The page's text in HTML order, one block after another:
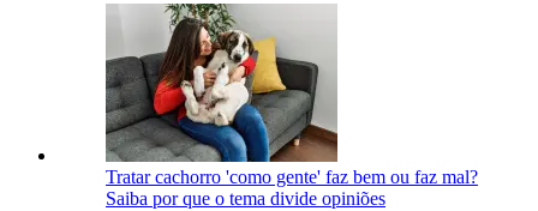
Tratar cachorro 'como gente' faz bem ou faz mal?
Saiba por que o tema divide opiniões